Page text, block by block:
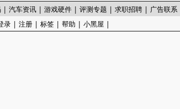
|汽车资讯 |游戏硬件 |评测专题 |求职招聘 | 广告联系
录 |注册 |标签 |帮助 |小黑屋 |